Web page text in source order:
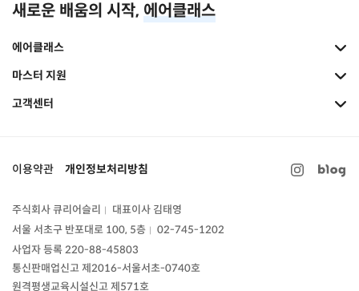
새로운 배움의 시작, 에어클래스
에어클래스
마스터 지원
고객센터
이용약관 개인정보처리방침
주식회사 큐리어슬리
대표이사 김태영
서울 서초구 반포대로 100, 5층
02-745-1202
사업자 등록 220-88-45803
통신판매업신고제2016-서울서초-0740호
원격평생교육시설신고 제571호